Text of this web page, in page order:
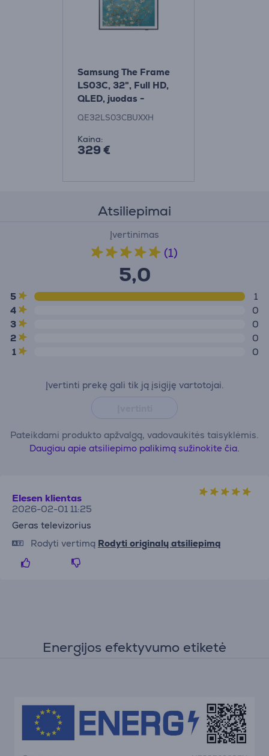
Samsung The Frame
LS03C, 32", Full HD,
QLED, juodas -
Televizorius
QE32LS03CBUXXH
Kaina:
329 €
Atsiliepimai
Įvertinimas
(1)
5,0
5
1
4
0
3
0
2
0
1
0
Įvertinti prekę gali tik ją įsigiję vartotojai.
Pateikdami produkto apžvalgą, vadovaukitės taisyklėmis.
Daugiau apie atsiliepimo palikimą sužinokite čia.
Elesen klientas
2026-02-01 11:25
Geras televizorius
Rodyti vertimą Rodyti originalų atsiliepimą
Energijos efektyvumo etiketė